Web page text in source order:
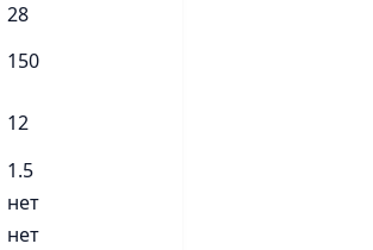
28
150
12
1.5
нет
нет